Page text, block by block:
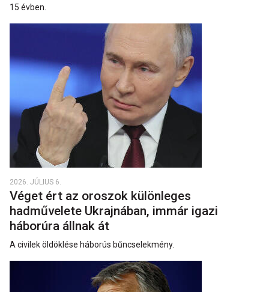
15 évben.
2026. JÚLIUS 6.
Véget ért az oroszok különleges
hadművelete Ukrajnában, immár igazi
háborúra állnak át
A civilek öldöklése háborús bűncselekmény.